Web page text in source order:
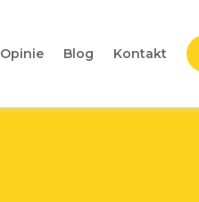
Opinie Blog Kontakt